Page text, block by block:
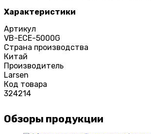
Характеристики
Артикул
VB-ECE-5000G
Страна производства
Китай
Производитель
Larsen
Код товара
324214
Обзоры продукции